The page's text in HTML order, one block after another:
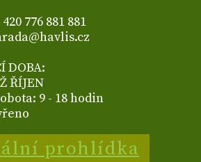
776 881 881
DOBA:
ŘÍJEN
9 - 18 hodin
prohlídka